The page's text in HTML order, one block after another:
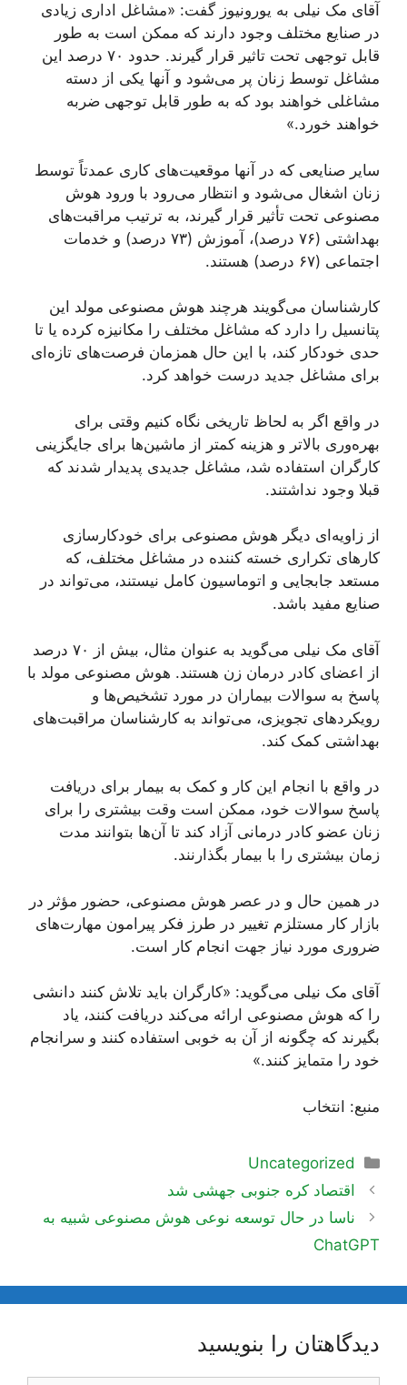
آقای مک نیلی به یورونیوز گفت: «مشاغل اداری زیادی
در صنایع مختلف وجود دارند که ممکن است به طور
قابل توجهی تحت تاثیر قرار گیرند. حدود ۷۰ درصد این
مشاغل توسط زنان پر می‌شود و آنها یکی از دسته‌
مشاغلی خواهند بود که به طور قابل توجهی ضربه
خواهند خورد.»
سایر صنایعی که در آنها موقعیت‌های کاری عمدتاً توسط
زنان اشغال می‌شود و انتظار می‌رود با ورود هوش
مصنوعی تحت تأثیر قرار گیرند، به ترتیب مراقبت‌های
بهداشتی (۷۶ درصد)، آموزش (۷۳ درصد) و خدمات
اجتماعی (۶۷ درصد) هستند.
کارشناسان می‌گویند هرچند هوش مصنوعی مولد این
پتانسیل را دارد که مشاغل مختلف را مکانیزه کرده یا تا
حدی خودکار کند، با این حال همزمان فرصت‌های تازه‌ای
برای مشاغل جدید درست خواهد کرد.
در واقع اگر به لحاظ تاریخی نگاه کنیم وقتی برای
بهره‌وری بالاتر و هزینه کمتر از ماشین‌ها برای جایگزینی
کارگران استفاده ‌شد، مشاغل جدیدی پدیدار شدند که
قبلا وجود نداشتند.
از زاویه‌ای دیگر هوش مصنوعی برای خودکارسازی
کارهای تکراری خسته کننده در مشاغل مختلف، که
مستعد جابجایی و اتوماسیون کامل نیستند، می‌تواند در
صنایع مفید باشد.
آقای مک نیلی می‌گوید به عنوان مثال، بیش از ۷۰ درصد
از اعضای کادر درمان زن هستند. هوش مصنوعی مولد با
پاسخ به سوالات بیماران در مورد تشخیص‌ها و
رویکردهای تجویزی، می‌تواند به کارشناسان مراقبت‌های
بهداشتی کمک کند.
در واقع با انجام این کار و کمک به بیمار برای دریافت
پاسخ سوالات خود، ممکن است وقت بیشتری را برای
زنان عضو کادر درمانی آزاد کند تا آن‌ها بتوانند مدت
زمان بیشتری را با بیمار بگذارنند.
در همین حال و در عصر هوش مصنوعی، حضور مؤثر در
بازار کار مستلزم تغییر در طرز فکر پیرامون مهارت‌های
ضروری مورد نیاز جهت انجام کار است.
آقای مک نیلی می‌گوید: «کارگران باید تلاش کنند دانشی
را که هوش مصنوعی ارائه می‌کند دریافت کنند، یاد
بگیرند که چگونه از آن به خوبی استفاده کنند و سرانجام
خود را متمایز کنند.»
منبع: انتخاب
دسته‌ها
Uncategorized
ناوبری
نوشته‌ها
اقتصاد کره جنوبی جهشی شد
ناسا در حال توسعه نوعی هوش مصنوعی شبیه به
ChatGPT
دیدگاهتان را بنویسید